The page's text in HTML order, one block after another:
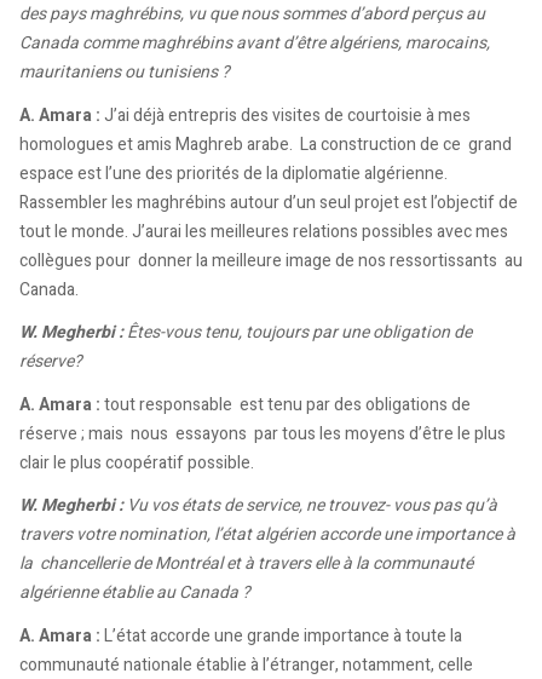
des pays maghrébins, vu que nous sommes d’abord perçus au
Canada comme maghrébins avant d’être algériens, marocains,
mauritaniens ou tunisiens ?
A. Amara :J’ai déjà entrepris des visites de courtoisie à mes
homologues et amis Maghreb arabe. La construction de ce grand
espace est l’une des priorités de la diplomatie algérienne.
Rassembler les maghrébins autour d’un seul projet est l’objectif de
tout le monde. J’aurai les meilleures relations possibles avec mes
collègues pour donner la meilleure image de nos ressortissants au
Canada.
W. Megherbi :Êtes-vous tenu, toujours par une obligation de
réserve?
A. Amara :tout responsable est tenu par des obligations de
réserve ; mais nous essayons par tous les moyens d’être le plus
clair le plus coopératif possible.
W. Megherbi :Vu vos états de service, ne trouvez- vous pas qu’à
travers votre nomination, l’état algérien accorde une importance à
la chancellerie de Montréal et à travers elle à la communauté
algérienne établie au Canada ?
A. Amara :L’état accorde une grande importance à toute la
communauté nationale établie à l’étranger, notamment, celle